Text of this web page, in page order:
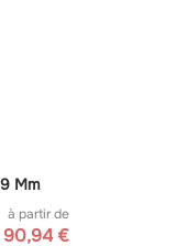
Mm
à partir de
90,94 €